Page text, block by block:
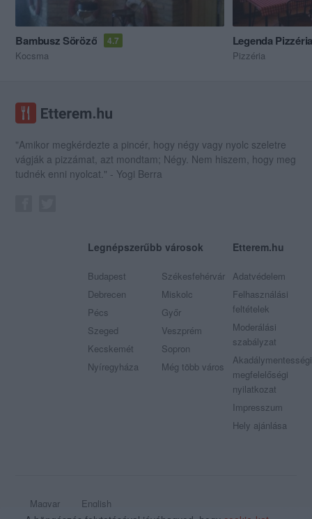
Bambusz Söröző 4.7
Kocsma
Legenda Pizzéria
Pizzéria
"Amikor megkérdezte a pincér, hogy négy vagy nyolc szeletre
vágják a pizzámat, azt mondtam; Négy. Nem hiszem, hogy meg
tudnék enni nyolcat." - Yogi Berra
Legnépszerűbb városok
Budapest
Debrecen
Pécs
Szeged
Kecskemét
Nyíregyháza
Székesfehérvár
Miskolc
Győr
Veszprém
Sopron
Még több város
Etterem.hu
Adatvédelem
Felhasználási
feltételek
Moderálási
szabályzat
Akadálymentességi
megfelelőségi
nyilatkozat
Impresszum
Hely ajánlása
Magyar
English